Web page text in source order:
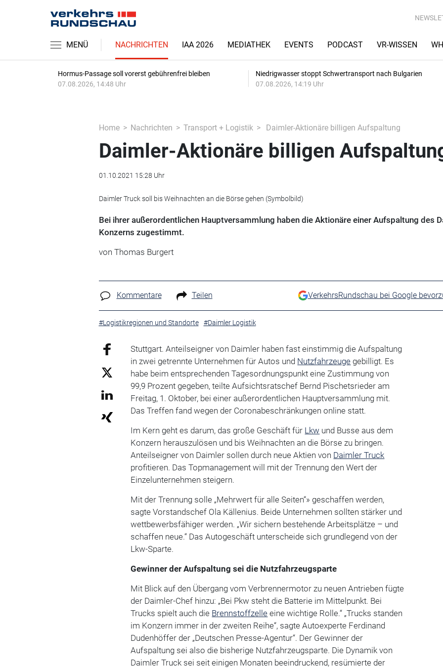
MENÜ NACHRICHTEN IAA 2026 MEDIATHEK EVENTS PODCAST VR-WISSEN
Hormus-Passage soll vorerst gebührenfrei bleiben
07.08.2026, 14:48 Uhr
Niedrigwasser stoppt Schwertransport nach Bulgarien
07.08.2026, 14:19 Uhr
Home Nachrichten Transport + Logistik Daimler-Aktionäre billigen Aufspaltung
Daimler-Aktionäre billigen
01.10.2021 15:28 Uhr
Daimler Truck soll bis Weihnachten an die Börse gehen (Symbolbild)
Bei ihrer außerordentlichen Hauptversammlung haben die Aktionäre einer Aufspaltung des
Konzerns zugestimmt.
von Thomas Burgert
Kommentare Teilen VerkehrsRundschau bei Google
#Logistikregionen und Standorte #Daimler Logistik
Stuttgart. Anteilseigner von Daimler haben fast einstimmig die Aufspaltung
in zwei getrennte Unternehmen für Autos und Nutzfahrzeuge gebilligt. Es
habe beim entsprechenden Tagesordnungspunkt eine Zustimmung von
99,9 Prozent gegeben, teilte Aufsichtsratschef Bernd Pischetsrieder am
Freitag, 1. Oktober, bei einer außerordentlichen Hauptversammlung mit.
Das Treffen fand wegen der Coronabeschränkungen online statt.
Im Kern geht es darum, das große Geschäft für Lkw und Busse aus dem
Konzern herauszulösen und bis Weihnachten an die Börse zu bringen.
Anteilseigner von Daimler sollen durch neue Aktien von Daimler Truck
profitieren. Das Topmanagement will mit der Trennung den Wert der
Einzelunternehmen steigern.
Mit der Trennung solle „Mehrwert für alle Seiten“» geschaffen werden,
sagte Vorstandschef Ola Källenius. Beide Unternehmen sollten stärker und
wettbewerbsfähiger werden. „Wir sichern bestehende Arbeitsplätze – und
schaffen neue.“ Das Autogeschäft unterscheide sich grundlegend von der
Lkw-Sparte.
Gewinner der Aufspaltung sei die Nutzfahrzeugsparte
Mit Blick auf den Übergang vom Verbrennermotor zu neuen Antrieben fügte
der Daimler-Chef hinzu: „Bei Pkw steht die Batterie im Mittelpunkt. Bei
Trucks spielt auch die Brennstoffzelle eine wichtige Rolle.“ „Trucks standen
im Konzern immer in der zweiten Reihe“, sagte Autoexperte Ferdinand
Dudenhöffer der „Deutschen Presse-Agentur“. Der Gewinner der
Aufspaltung sei also die bisherige Nutzfahrzeugsparte. Die Dynamik von
Daimler Truck sei seit einigen Monaten beeindruckend, resümierte der